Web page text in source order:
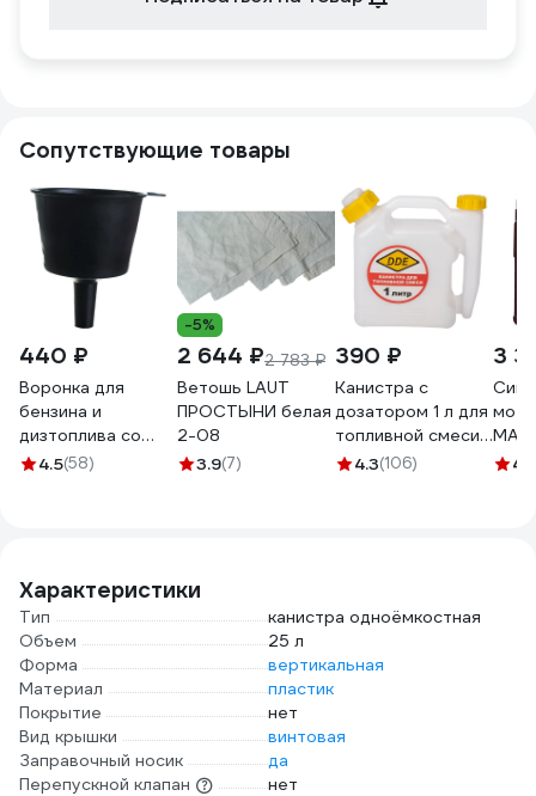
Сопутствующие товары
440 ₽
Воронка для
бензина и
дизтоплива со
съемным носиком
4.5(58)
-5%
2 644 ₽2 783 ₽
Ветошь LAUT
ПРОСТЫНИ белая
2-08
3.9(7)
390 ₽
Канистра с
дозатором 1 л для
топливной смеси
DDE 247-002
4.3(106)
3
4.7
Характеристики
Тип
канистра одноёмкостная
Объем
25 л
Форма
вертикальная
Материал
пластик
Покрытие
нет
Вид крышки
винтовая
Заправочный носик
да
Перепускной клапан
нет